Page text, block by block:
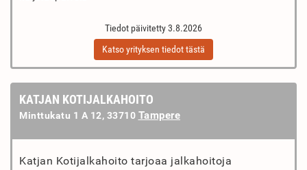
Tiedot päivitetty 3.8.2026
Katso yrityksen tiedot tästä
KATJAN KOTIJALKAHOITO
Minttukatu 1 A 12, 33710 Tampere
Katjan Kotijalkahoito tarjoaa jalkahoitoja